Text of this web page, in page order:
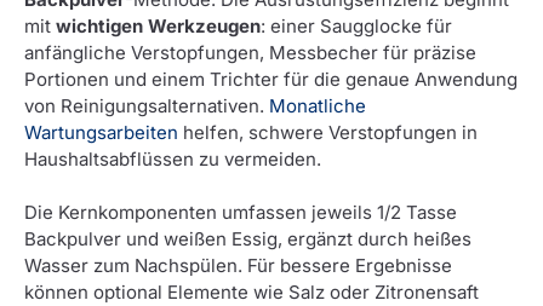
mit wichtigen Werkzeugen: einer Saugglocke für
anfängliche Verstopfungen, Messbecher für präzise
Portionen und einem Trichter für die genaue Anwendung
von Reinigungsalternativen. Monatliche
Wartungsarbeiten helfen, schwere Verstopfungen in
Haushaltsabflüssen zu vermeiden.
Die Kernkomponenten umfassen jeweils 1/2 Tasse
Backpulver und weißen Essig, ergänzt durch heißes
Wasser zum Nachspülen. Für bessere Ergebnisse
können optional Elemente wie Salz oder Zitronensaft